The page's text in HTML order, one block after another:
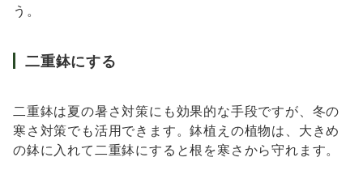
う。
二重鉢にする
二重鉢は夏の暑さ対策にも効果的な手段ですが、冬の
寒さ対策でも活用できます。鉢植えの植物は、大きめ
の鉢に入れて二重鉢にすると根を寒さから守れます。